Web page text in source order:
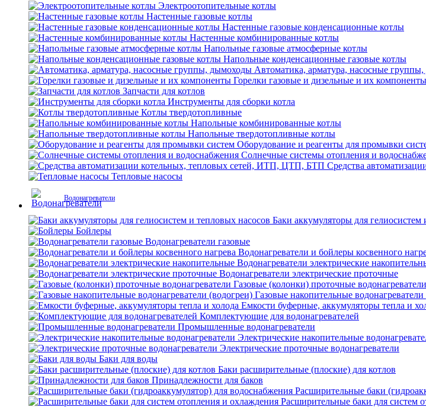
Электроотопительные котлы
Настенные газовые котлы
Настенные газовые конденсационные котлы
Настенные комбинированные котлы
Напольные газовые атмосферные котлы
Напольные конденсационные газовые котлы
Автоматика, арматура, насосные
Горелки газовые и дизельные и их компоненты
Запчасти для котлов
Инструменты для сборки котла
Котлы твердотопливные
Напольные комбинированные котлы
Напольные твердотопливные котлы
Оборудование и реагенты для промывки
Солнечные системы отопления и
Средства
Тепловые насосы
Водонагреватели
Баки аккумуляторы для гелиосистем
Бойлеры
Водонагреватели газовые
Водонагреватели и бойлеры косвенного
Водонагреватели электрические
Водонагреватели электрические проточные
Газовые (колонки) проточные водонагреватели
Газовые накопительные
Емкости буферные, аккумуляторы тепла и
Комплектующие для водонагревателей
Промышленные водонагреватели
Электрические накопительные
Электрические проточные водонагреватели
Баки для воды
Баки расширительные (плоские) для котлов
Принадлежности для баков
Расширительные баки
Расширительные баки для систем